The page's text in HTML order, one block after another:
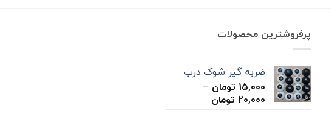
پرفروشترین محصولات
ضربه گیر شوک درب
15,000 تومان –
20,000 تومان